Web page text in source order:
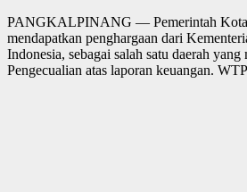
PANGKALPINANG — Pemerintah Kota
mendapatkan penghargaan dari
Indonesia, sebagai salah satu daerah
Pengecualian atas laporan keuangan.